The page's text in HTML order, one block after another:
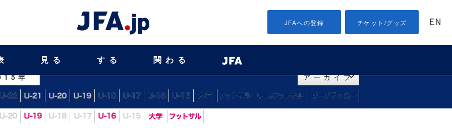
JFAへの登録 チケット/グッズ EN
見る する 関わる
年 アーカイブ